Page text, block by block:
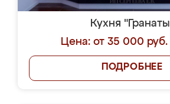
Кухня
Цена: от 35 000 руб.
ПОДРОБНЕЕ